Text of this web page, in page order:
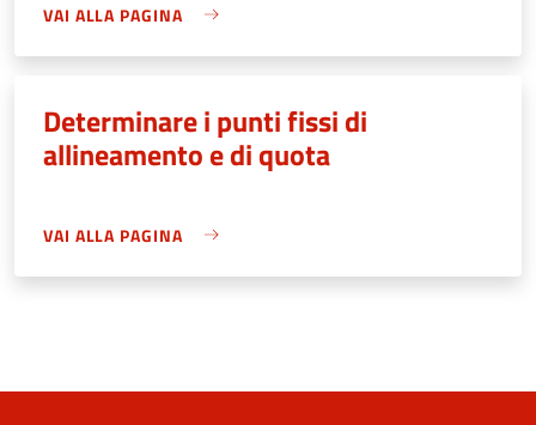
VAI ALLA PAGINA
Determinare i punti fissi di
allineamento e di quota
VAI ALLA PAGINA